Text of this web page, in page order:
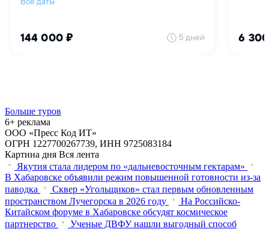
Больше туров
6+ реклама
ООО «Пресс Код ИТ»
ОГРН 1227700267739, ИНН 9725083184
Картина дня Вся лента
Якутия стала лидером по «дальневосточным гектарам»
В Хабаровске объявили режим повышенной готовности из‑за
паводка
Сквер «Угольщиков» стал первым обновленным
пространством Лучегорска в 2026 году
На Российско-
Китайском форуме в Хабаровске обсудят космическое
партнерство
Ученые ДВФУ нашли выгодный способ